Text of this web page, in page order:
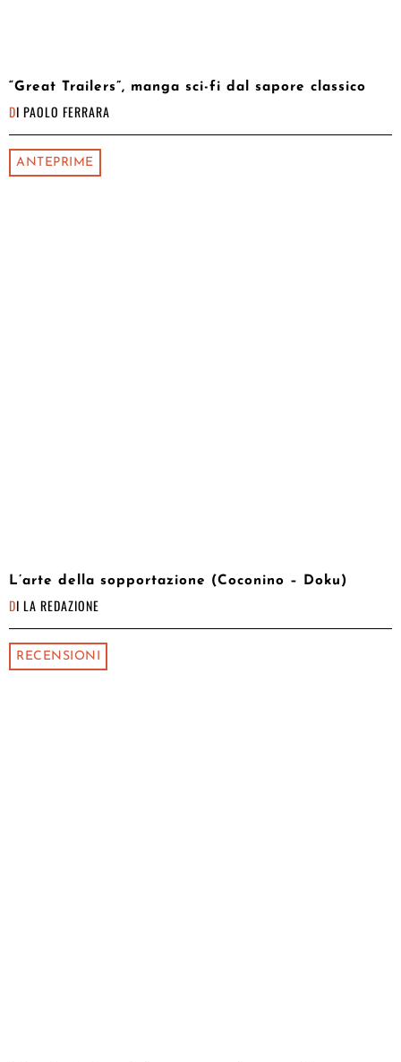
“Great Trailers”, manga sci-fi dal sapore classico
DI PAOLO FERRARA
ANTEPRIME
L’arte della sopportazione (Coconino – Doku)
DI LA REDAZIONE
RECENSIONI